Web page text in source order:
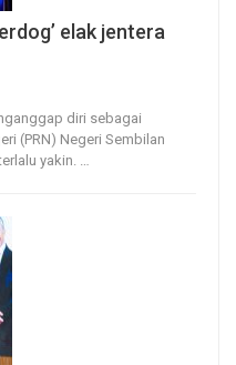
elak jentera
diri sebagai
(PRN) Negeri Sembilan
yakin. …